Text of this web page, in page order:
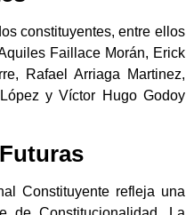
constituyentes, entre ellos
Faillace Morán, Erick
Rafael Arriaga Martinez,
y Víctor Hugo Godoy
Constituyente refleja una